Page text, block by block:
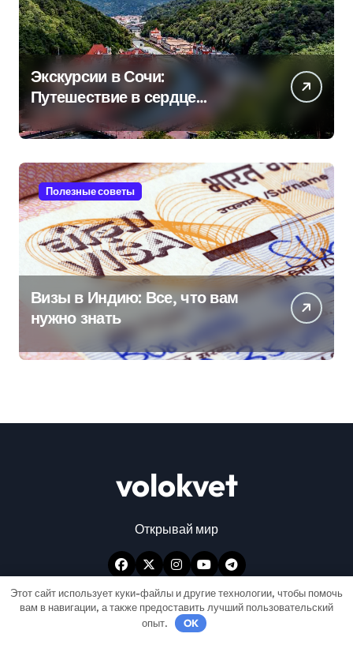
Экскурсии в Сочи:
Путешествие в сердце
Черноморского курорта
Полезные советы
Визы в Индию: Все, что вам
нужно знать
volokvet
Открывай мир
Этот сайт использует куки-файлы и другие технологии, чтобы помочь
вам в навигации, а также предоставить лучший пользовательский
опыт.
OK